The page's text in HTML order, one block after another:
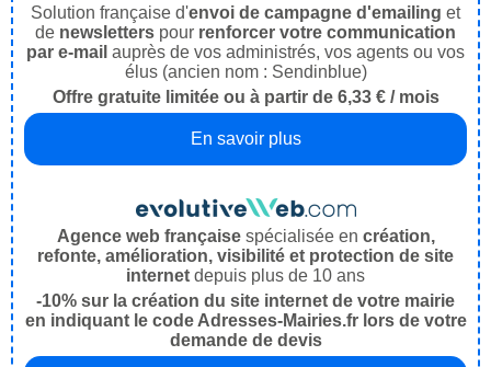
Solution française d'envoi de campagne d'emailing et
de newsletters pour renforcer votre communication
par e-mail auprès de vos administrés, vos agents ou vos
élus (ancien nom : Sendinblue)
Offre gratuite limitée ou à partir de 6,33 € / mois
En savoir plus
Agence web françaisespécialisée en création,
refonte, amélioration, visibilité et protection de site
internet depuis plus de 10 ans
-10% sur la création du site internet de votre mairie
en indiquant le code Adresses-Mairies.fr lors de votre
demande de devis